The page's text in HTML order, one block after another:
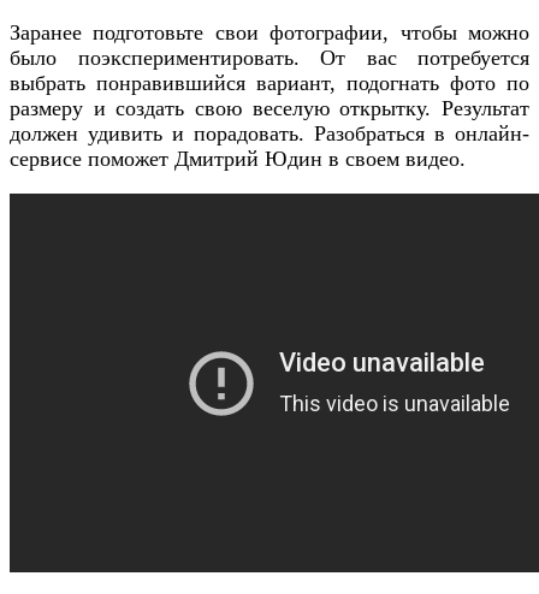
Заранее подготовьте свои фотографии, чтобы можно
было поэкспериментировать. От вас потребуется
выбрать понравившийся вариант, подогнать фото по
размеру и создать свою веселую открытку. Результат
должен удивить и порадовать. Разобраться в онлайн-
сервисе поможет Дмитрий Юдин в своем видео.